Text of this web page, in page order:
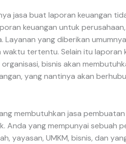
jasa buat laporan keuangan
keuangan untuk
Layanan yang diberikan
waktu tertentu. Selain itu laporan
bisnis akan
yang nantinya akan
membutuhkan jasa
Anda yang mempunyai sebuah
yayasan, UMKM, bisnis, dan